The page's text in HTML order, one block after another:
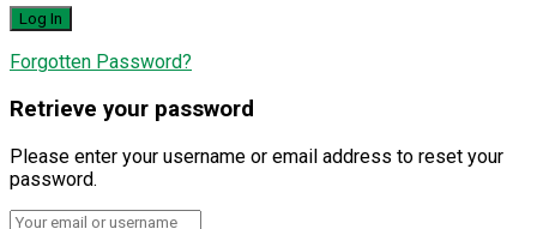
Forgotten Password?
Retrieve your password
Please enter your username or email address to reset your
password.